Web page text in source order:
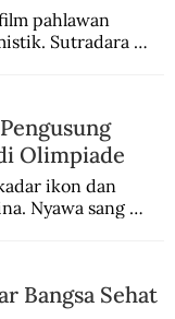
pahlawan
Sutradara
Olimpiade
ikon dan
Nyawa sang
Bangsa Sehat